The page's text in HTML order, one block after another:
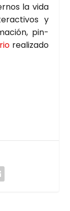
la vida
y
pin­
rea­li­za­do